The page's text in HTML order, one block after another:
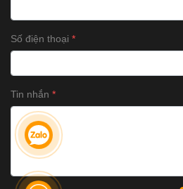
Số điện thoại
Tin nhắn